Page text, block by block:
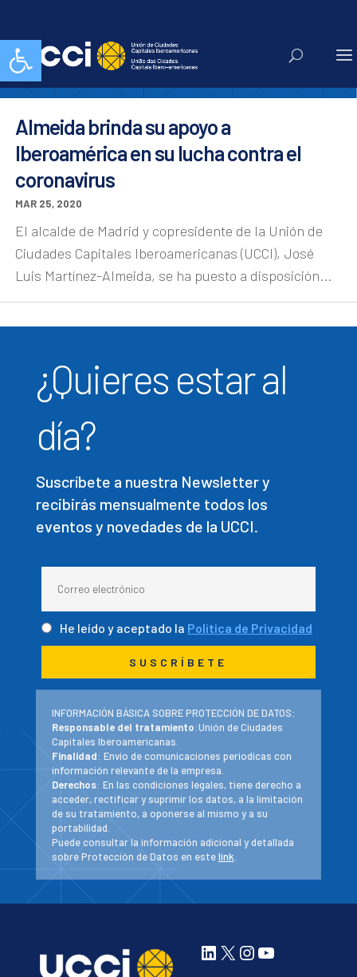
Abrir barra de herramientaslazos
Almeida brinda su apoyo a
Iberoamérica en su lucha contra el
coronavirus
MAR 25, 2020
El alcalde de Madrid y copresidente de la Unión de
Ciudades Capitales Iberoamericanas (UCCI), José
Luis Martínez-Almeida, se ha puesto a disposición...
¿Quieres estar al
día?
Suscríbete a nuestra Newsletter y
recibirás mensualmente todos los
eventos y novedades de la UCCI.
He leído y aceptado la Política de Privacidad
INFORMACIÓN BÁSICA SOBRE PROTECCIÓN DE DATOS:
Responsable del tratamiento:Unión de Ciudades
Capitales Iberoamericanas.
Finalidad: Envío de comunicaciones periodicas con
información relevante de la empresa.
Derechos: En las condiciones legales, tiene derecho a
acceder, rectificar y suprimir los datos, a la limitación
de su tratamiento, a oponerse al mismo y a su
portabilidad.
Puede consultar la información adicional y detallada
sobre Protección de Datos en estelink
LinkedIn
X Instagram
YouTube